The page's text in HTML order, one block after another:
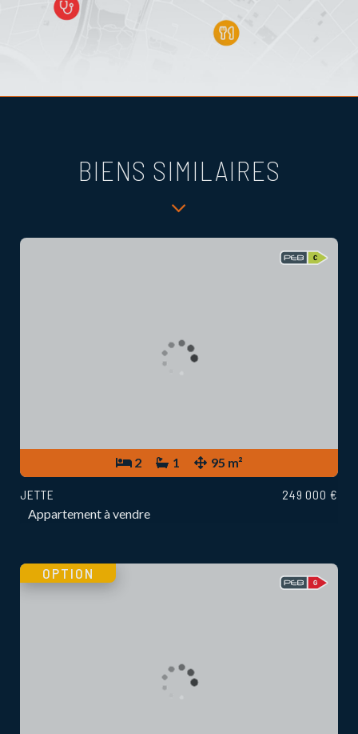
BIENS SIMILAIRES
2 1 95 m²
JETTE
Appartement à vendre
249 000 €
OPTION